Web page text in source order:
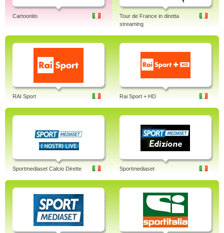
Cartoonito
Tour de France in diretta
streaming
RAI Sport Rai Sport + HD
Sportmediaset Calcio Dirette Sportmediaset